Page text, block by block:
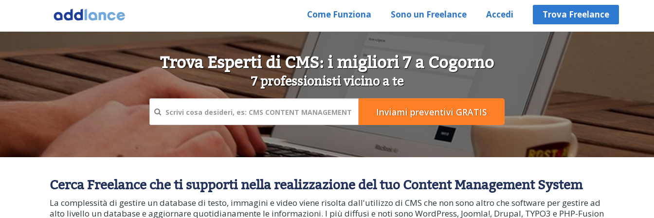
Come Funziona Sono un Freelance Accedi Trova Freelance
Trova Esperti di CMS: i migliori 7 a Cogorno
7 professionisti vicino a te
Cerca Freelance che ti supporti nella realizzazione del tuo Content Management System
La complessità di gestire un database di testo, immagini e video viene risolta dall'utilizzo di CMS che non sono altro che software per gestire ad
alto livello un database e aggiornare quotidianamente le informazioni. I più diffusi e noti sono WordPress, Joomla!, Drupal, TYPO3 e PHP-Fusion